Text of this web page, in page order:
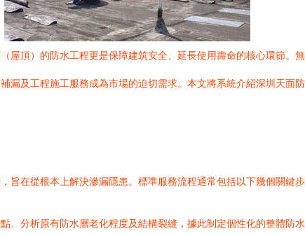
屋頂）的防水工程更是保障建筑安全、延長使用壽命的核心環節。
漏及工程施工服務成為市場的迫切需求。本文將系統介紹深圳天面
在從根本上解決滲漏隱患。標準服務流程通常包括以下幾個關鍵步
分析原有防水層老化程度及結構裂縫，據此制定個性化的整體防水